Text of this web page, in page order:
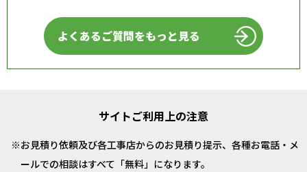
よくあるご質問をもっと見る
サイトご利用上の注意
お見積り依頼及び各工事店からのお見積り提示、各種お電話・メ
ールでの相談はすべて「無料」になります。